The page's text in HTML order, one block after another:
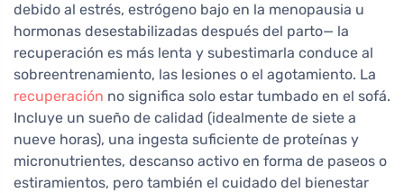
debido al estrés, estrógeno bajo en la menopausia u
hormonas desestabilizadas después del parto— la
recuperación es más lenta y subestimarla conduce al
sobreentrenamiento, las lesiones o el agotamiento. La
recuperación no significa solo estar tumbado en el sofá.
Incluye un sueño de calidad (idealmente de siete a
nueve horas), una ingesta suficiente de proteínas y
micronutrientes, descanso activo en forma de paseos o
estiramientos, pero también el cuidado del bienestar